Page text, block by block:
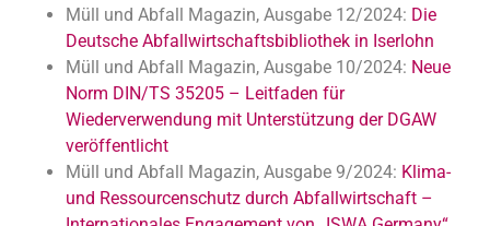
Müll und Abfall Magazin, Ausgabe 12/2024: Die
Deutsche Abfallwirtschaftsbibliothek in Iserlohn
Müll und Abfall Magazin, Ausgabe 10/2024: Neue
Norm DIN/TS 35205 – Leitfaden für
Wiederverwendung mit Unterstützung der DGAW
veröffentlicht
Müll und Abfall Magazin, Ausgabe 9/2024: Klima-
und Ressourcenschutz durch Abfallwirtschaft –